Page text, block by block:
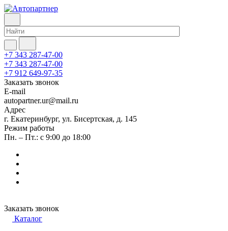
+7 343 287-47-00
+7 343 287-47-00
+7 912 649-97-35
Заказать звонок
E-mail
autopartner.ur@mail.ru
Адрес
г. Екатеринбург, ул. Бисертская, д. 145
Режим работы
Пн. – Пт.: с 9:00 до 18:00
Заказать звонок
Каталог